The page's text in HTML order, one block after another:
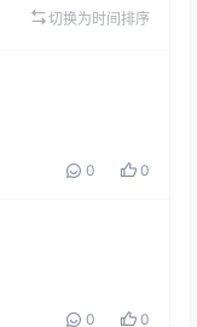
切换为时间排序
0 0
0 0